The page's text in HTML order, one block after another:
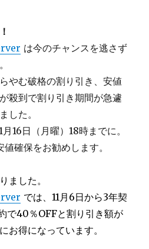
は今のチャンスを逃さず
やむ破格の割り引き、安値
殺到で割り引き期間が急遽
した。
16日（月曜）18時までに。
確保をお勧めします。
ました。
では、11月6日から3年契
で40％OFFと割り引き額が
お得になっています。